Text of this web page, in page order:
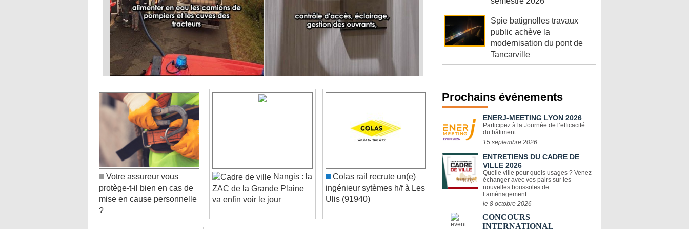
Votre assureur vous
protège-t-il bien en cas de
mise en cause personnelle
?
ZAC de la Grande Plaine
va enfin voir le jour
ingénieur sytèmes h/f à Les
Ulis (91940)
Spie batignolles travaux
public achève la
modernisation du pont de
Tancarville
Prochains événements
ENERJ-MEETING LYON 2026
Participez à la Journée de l’efficacité
du bâtiment
15 septembre 2026
ENTRETIENS DU CADRE DE
VILLE 2026
Quelle ville pour quels usages ? Venez
échanger avec vos pairs sur les
nouvelles boussoles de
l’aménagement
le 8 octobre 2026
CONCOURS
INTERNATIONAL